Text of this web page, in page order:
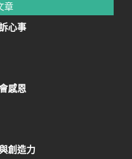
章
心事
感恩
創造力